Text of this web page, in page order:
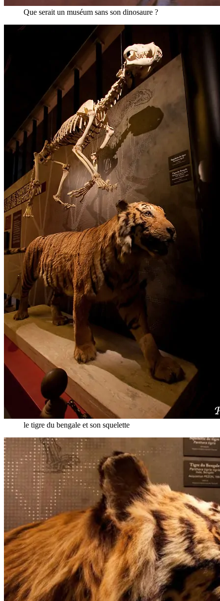
Que serait un muséum sans son dinosaure ?
le tigre du bengale et son squelette